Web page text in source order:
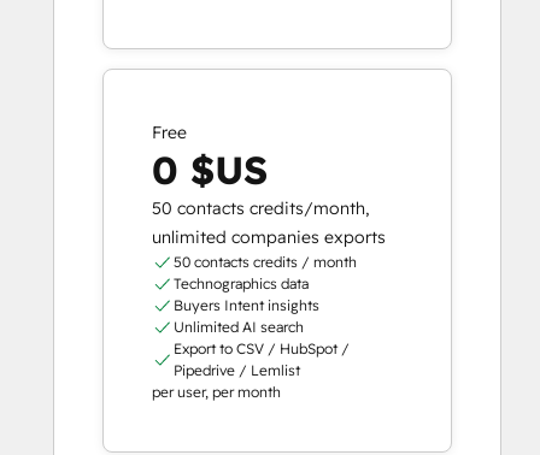
Free
0 $US
50 contacts credits/month,
unlimited companies exports
50 contacts credits / month
Technographics data
Buyers Intent insights
Unlimited AI search
Export to CSV / HubSpot /
Pipedrive / Lemlist
per user, per month